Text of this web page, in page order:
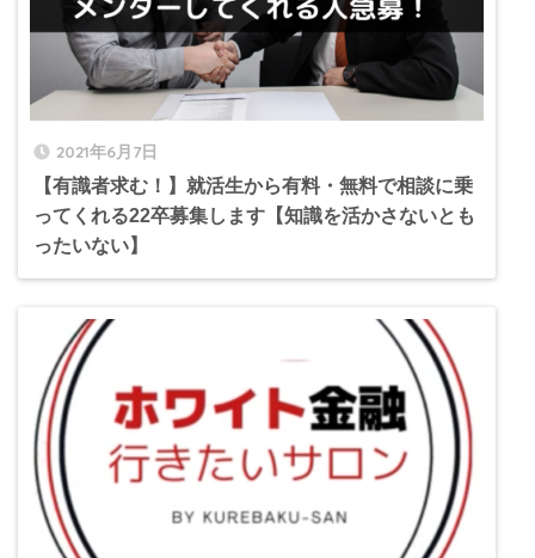
2021年6月7日
【有識者求む！】就活生から有料・無料で相談に乗
ってくれる22卒募集します【知識を活かさないとも
ったいない】